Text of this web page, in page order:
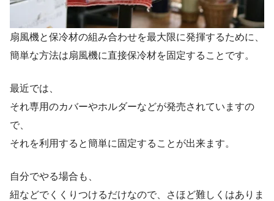
扇風機と保冷材の組み合わせを最大限に発揮するために、
簡単な方法は扇風機に直接保冷材を固定することです。
最近では、
それ専用のカバーやホルダーなどが発売されていますの
で、
それを利用すると簡単に固定することが出来ます。
自分でやる場合も、
紐などでくくりつけるだけなので、さほど難しくはありま